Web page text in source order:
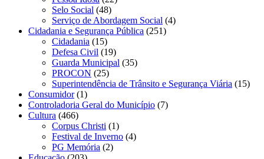
Selo Social (48)
Serviço de Abordagem Social (4)
Cidadania e Segurança Pública (251)
Cidadania (15)
Defesa Civil (19)
Guarda Municipal (35)
PROCON (25)
Superintendência de Trânsito e Segurança Viária (15)
Consumidor(1)
Controladoria Geral do Município (7)
Cultura (466)
Corpus Christi (1)
Festival de Inverno (4)
PG Memória (2)